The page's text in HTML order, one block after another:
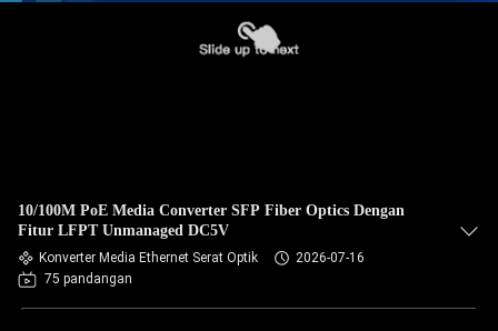
10/100M PoE Media Converter SFP Fiber Optics Dengan
Fitur LFPT Unmanaged DC5V
Konverter Media Ethernet Serat Optik
2026-07-16
75 pandangan